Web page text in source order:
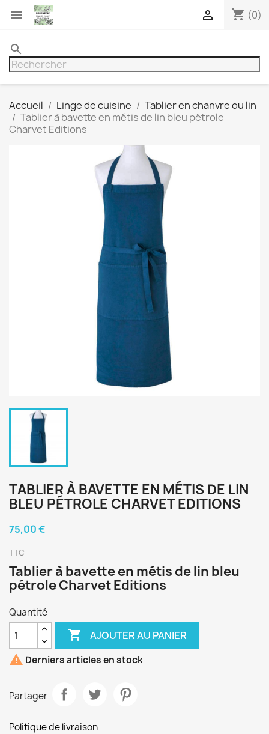
 shopping_cart (0)

search
Accueil Linge de cuisine
Tablier en chanvre ou lin
Tablier à bavette en métis de lin bleu pétrole
Charvet Editions
TABLIER À BAVETTE EN MÉTIS DE LIN
BLEU PÉTROLE CHARVET EDITIONS
75,00 €
TTC
Tablier à bavette en métis de lin bleu
pétrole Charvet Editions
Quantité
 AJOUTER AU PANIER
 Derniers articles en stock
Partager
Politique de livraison